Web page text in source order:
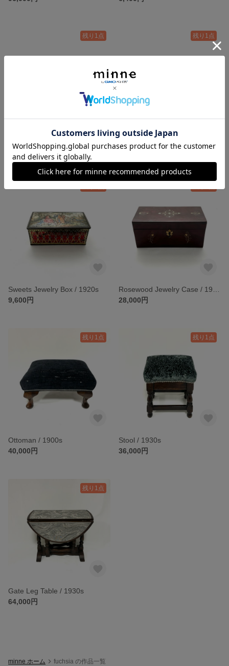
残り1点
Mini Jewelry Box / 1950s
15,000円
残り1点
Stamp Case / 1930s
9,600円
Sweets Jewelry Box / 1920s
9,600円
28,000円
残り1点
Ottoman / 1900s
40,000円
残り1点
Stool / 1930s
36,000円
残り1点
Gate Leg Table / 1930s
64,000円
minne ホーム fuchsia の作品一覧